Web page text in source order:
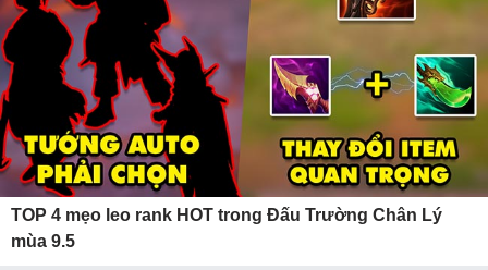
TOP 4 mẹo leo rank HOT trong Đấu Trường Chân Lý
mùa 9.5